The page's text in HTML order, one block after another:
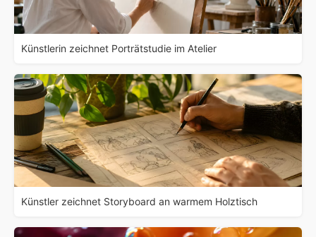
Künstlerin zeichnet Porträtstudie im Atelier
Künstler zeichnet Storyboard an warmem Holztisch